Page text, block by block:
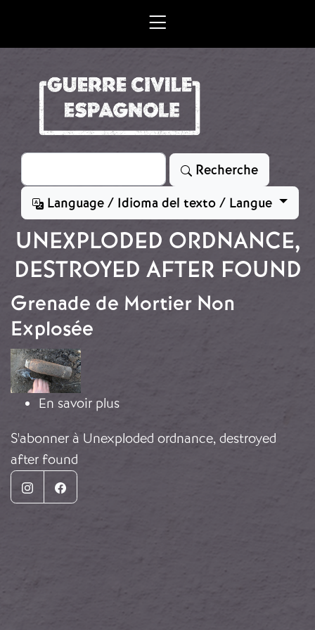
Rechercher
Recherche
Language / Idioma del texto / Langue
UNEXPLODED ORDNANCE,
DESTROYED AFTER FOUND
Grenade de Mortier Non
Explosée
Image
En savoir plussur Grenade de Mortier Non
S'abonner à Unexploded ordnance, destroyed
after found
InstagramFacebook